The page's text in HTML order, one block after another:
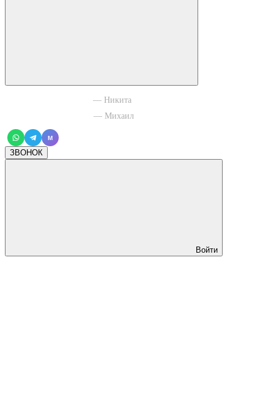
— Никита
— Михаил
M
ЗВОНОК
Войти